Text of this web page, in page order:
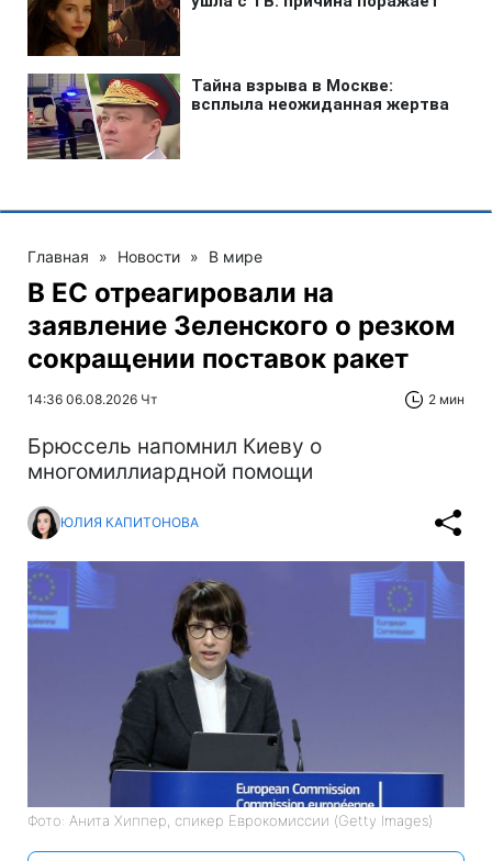
Главная » Новости » В мире
В ЕС отреагировали на
заявление Зеленского о резком
сокращении поставок ракет
14:36 06.08.2026 Чт 2 мин
Брюссель напомнил Киеву о
многомиллиардной помощи
ЮЛИЯ КАПИТОНОВА
Фото: Анита Хиппер, спикер Еврокомиссии (Getty Images)